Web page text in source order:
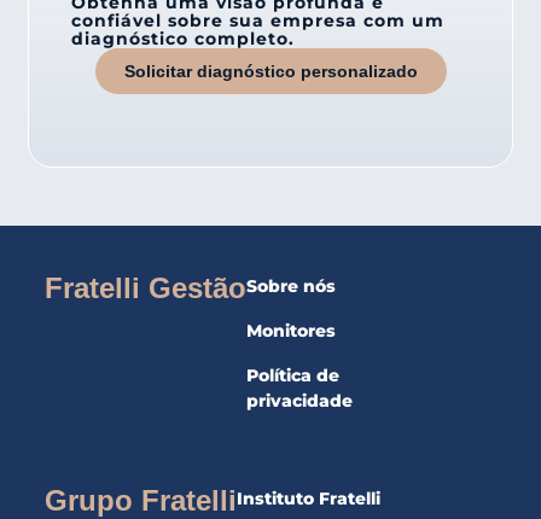
confiável sobre sua empresa com um
diagnóstico completo.
Solicitar diagnóstico personalizado
Fratelli GestãoSobre nós
Monitores
Política de
privacidade
Grupo FratelliInstituto Fratelli